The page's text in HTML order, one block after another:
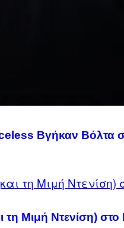
Βγήκαν Βόλτα
Μιμή Ντενίση) στο